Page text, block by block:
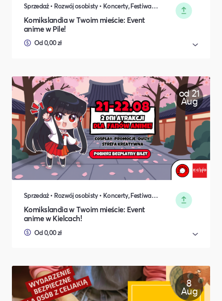
Sprzedaż • Rozwój osobisty • Koncerty, Festiwale, Rozrywka • DIY, Majsterkowanie, Hobby • Rodzina i relacje międzyludzkie
Komikslandia w Twoim mieście: Event
anime w Pile!
Od 0,00 zł
od 21
Aug
Sprzedaż • Rozwój osobisty • Koncerty, Festiwale, Rozrywka • DIY, Majsterkowanie, Hobby • Rodzina i relacje międzyludzkie
Komikslandia w Twoim mieście: Event
anime w Kielcach!
Od 0,00 zł
8
Aug